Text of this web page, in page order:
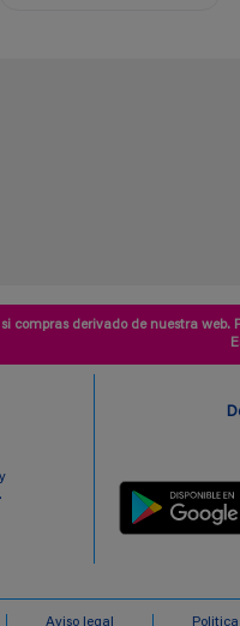
compras derivado de nuestra
Aviso legal